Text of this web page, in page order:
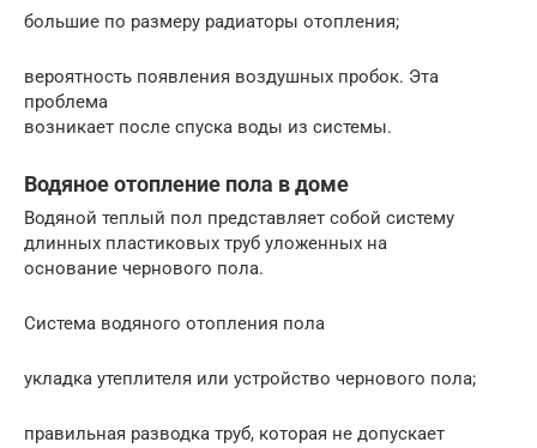
большие по размеру радиаторы отопления;
вероятность появления воздушных пробок. Эта
проблема
возникает после спуска воды из системы.
Водяное отопление пола в доме
Водяной теплый пол представляет собой систему
длинных пластиковых труб уложенных на
основание чернового пола.
Система водяного отопления пола
укладка утеплителя или устройство чернового пола;
правильная разводка труб, которая не допускает